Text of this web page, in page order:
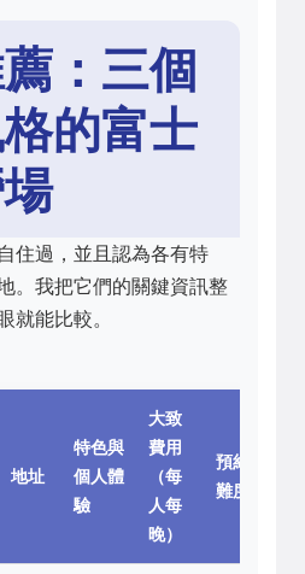
：三個
的富士
住過，並且認為各有特
。我把它們的關鍵資訊整
就能比較。
地址
特色與
個人體
驗
大致
費用
（每
人每
晚）
預約
難度